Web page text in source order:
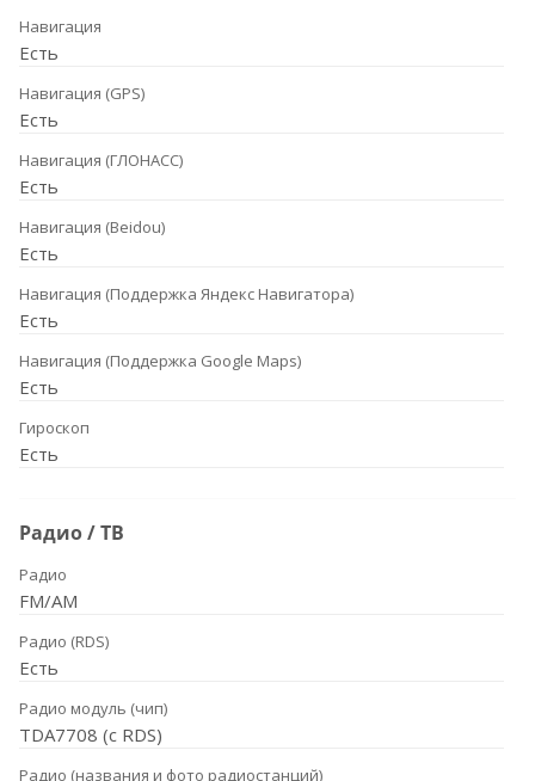
Навигация
Есть
Навигация (GPS)
Есть
Навигация (ГЛОНАСС)
Есть
Навигация (Beidou)
Есть
Навигация (Поддержка Яндекс Навигатора)
Есть
Навигация (Поддержка Google Maps)
Есть
Гироскоп
Есть
Радио / ТВ
Радио
FM/AM
Радио (RDS)
Есть
Радио модуль (чип)
TDA7708 (с RDS)
Радио (названия и фото радиостанций)